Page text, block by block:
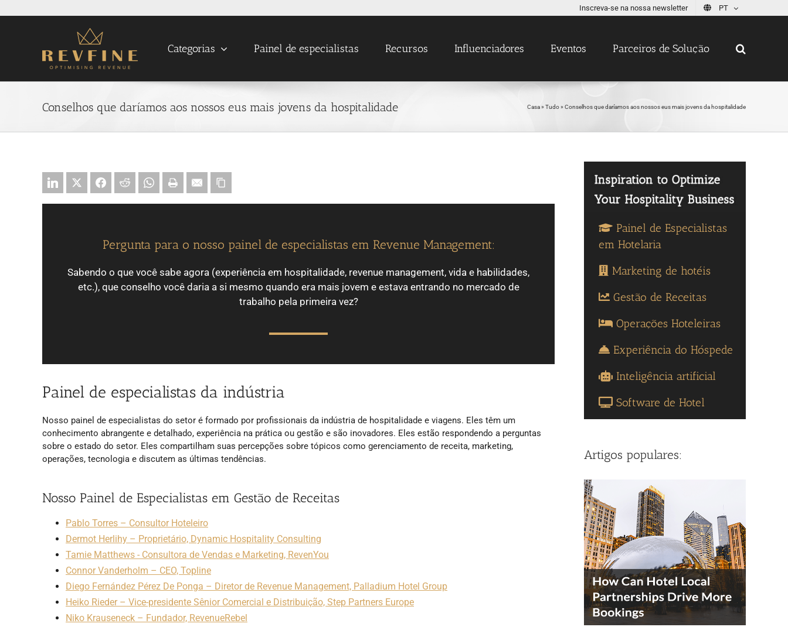
Inscreva-se na nossa newsletter PT
Categorias Painel de especialistas Recursos Influenciadores Eventos Parceiros de Solução
Conselhos que daríamos aos nossos eus mais jovens da hospitalidade Casa» Tudo» Conselhos que daríamos aos nossos eus mais jovens da hospitalidade
Pergunta para o nosso painel de especialistas em Revenue Management:
Sabendo o que você sabe agora (experiência em hospitalidade, revenue management, vida e habilidades,
etc.), que conselho você daria a si mesmo quando era mais jovem e estava entrando no mercado de
trabalho pela primeira vez?
Painel de especialistas da indústria
Nosso painel de especialistas do setor é formado por profissionais da indústria de hospitalidade e viagens. Eles têm um
conhecimento abrangente e detalhado, experiência na prática ou gestão e são inovadores. Eles estão respondendo a perguntas
sobre o estado do setor. Eles compartilham suas percepções sobre tópicos como gerenciamento de receita, marketing,
operações, tecnologia e discutem as últimas tendências.
Nosso Painel de Especialistas em Gestão de Receitas
Pablo Torres – Consultor Hoteleiro
Dermot Herlihy – Proprietário, Dynamic Hospitality Consulting
Tamie Matthews - Consultora de Vendas e Marketing, RevenYou
Connor Vanderholm – CEO, Topline
Diego Fernández Pérez De Ponga – Diretor de Revenue Management, Palladium Hotel Group
Heiko Rieder – Vice-presidente Sênior Comercial e Distribuição, Step Partners Europe
Niko Krauseneck – Fundador, RevenueRebel
Painel de Especialistas
em Hotelaria
Marketing de hotéis
Gestão de Receitas
Operações Hoteleiras
Experiência do Hóspede
Inteligência artificial
Software de Hotel
Artigos populares: